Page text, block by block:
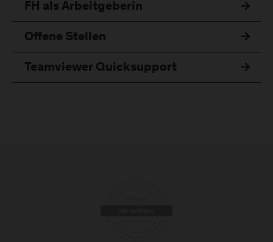
FH als Arbeitgeberin
Offene Stellen
Teamviewer Quicksupport